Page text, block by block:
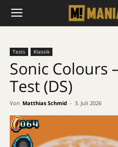
Tests Klassik
Sonic Colours
Test (DS)
Von Matthias Schmid - 3. Juli 2026